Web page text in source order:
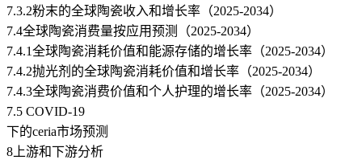
7.3.2粉末的全球陶瓷收入和增长率（2025-2034）
7.4全球陶瓷消费量按应用预测（2025-2034）
7.4.1全球陶瓷消耗价值和能源存储的增长率（2025-2034）
7.4.2抛光剂的全球陶瓷消耗价值和增长率（2025-2034）
7.4.3全球陶瓷消费价值和个人护理的增长率（2025-2034）
7.5 COVID-19
下的ceria市场预测
8上游和下游分析